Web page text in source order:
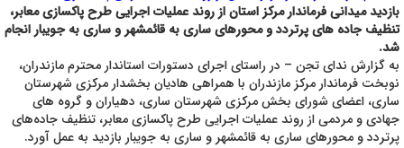
بازدید میدانی فرماندار مرکز استان از روند عملیات اجرایی طرح پاکسازی معابر،
تنظیف جاده های پرتردد و محورهای ساری به قائمشهر و ساری به جویبار انجام
شد.
️به گزارش ندای تجن – در راستای اجرای دستورات استاندار محترم مازندران،
نوبخت فرماندار مرکز مازندران با همراهی هادیان بخشدار مرکزی شهرستان
ساری، اعضای شورای بخش مرکزی شهرستان ساری، دهیاران و گروه های
جهادی و مردمی از روند عملیات اجرایی طرح پاکسازی معابر، تنظیف جاده‌های
پرتردد و محورهای ساری به قائمشهر و ساری به جویبار بازدید به عمل آورد.